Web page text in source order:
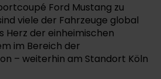
Ford Mustang zu
viele der Fahrzeuge global
Herz der einheimischen
im Bereich der
– weiterhin am Standort Köln